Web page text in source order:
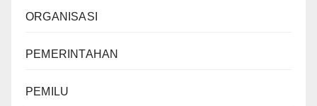
ORGANISASI
PEMERINTAHAN
PEMILU